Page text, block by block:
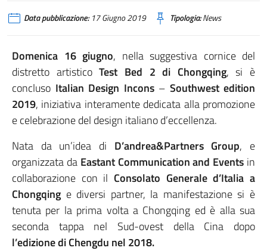
Data pubblicazione:17 Giugno 2019 Tipologia:News
Domenica 16 giugno, nella suggestiva cornice del
distretto artisticoTest Bed 2 di Chongqing, si è
concluso Italian Design Incons– Southwest edition
2019, iniziativa interamente dedicata alla promozione
e celebrazione del design italiano d’eccellenza.
Nata da un’idea di D’andrea&Partners Group, e
organizzata da Eastant Communication and Events in
collaborazione con il Consolato Generale d’Italia a
Chongqinge diversi partner, la manifestazione si è
tenuta per la prima volta a Chongqing ed è alla sua
seconda tappa nel Sud-ovest della Cina dopo
l’edizione di Chengdu nel 2018.